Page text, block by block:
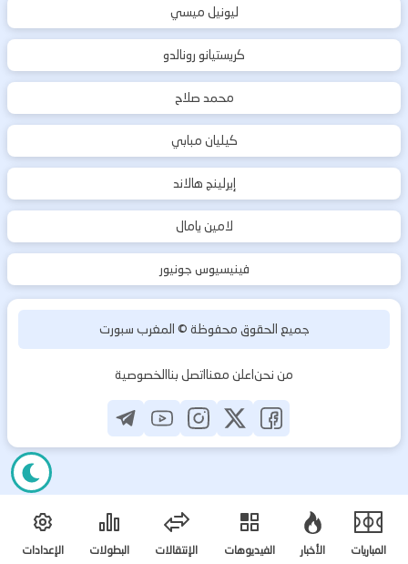
ليونيل ميسي
كريستيانو رونالدو
محمد صلاح
كيليان مبابي
إيرلينج هالاند
لامين يامال
فينيسيوس جونيور
جميع الحقوق محفوظة ©المغرب سبورت
من نحناعلن معنااتصل بناالخصوصية
المباريات الأخبار الفيديوهات الإنتقالات البطولات الإعدادات